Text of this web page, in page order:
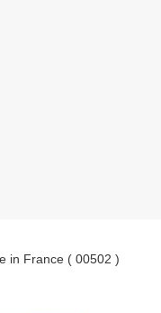
in France ( 00502 )